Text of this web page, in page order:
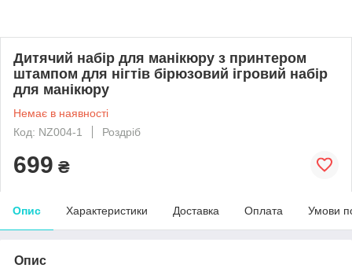
Дитячий набір для манікюру з принтером
штампом для нігтів бірюзовий ігровий набір
для манікюру
Немає в наявності
Код: NZ004-1
Роздріб
699 ₴
Опис Характеристики Доставка Оплата Умови
Опис